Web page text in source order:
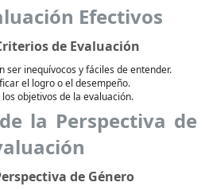
Efectivos
de Evaluación
ser inequívocos y fáciles de entender.
el logro o el desempeño.
objetivos de la evaluación.
la Perspectiva de
de Género